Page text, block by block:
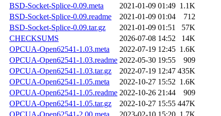
BSD-Socket-Splice-0.09.meta
2021-01-09 01:49 1.1K
BSD-Socket-Splice-0.09.readme
2021-01-09 01:04
712
BSD-Socket-Splice-0.09.tar.gz
2021-01-09 01:51
57K
CHECKSUMS
2026-07-08 14:52
14K
OPCUA-Open62541-1.03.meta
2022-07-19 12:45 1.6K
OPCUA-Open62541-1.03.readme 2022-05-30 19:55
909
OPCUA-Open62541-1.03.tar.gz
2022-07-19 12:47 435K
OPCUA-Open62541-1.05.meta
2022-10-27 15:52 1.6K
OPCUA-Open62541-1.05.readme 2022-10-26 21:44
909
OPCUA-Open62541-1.05.tar.gz
2022-10-27 15:55 447K